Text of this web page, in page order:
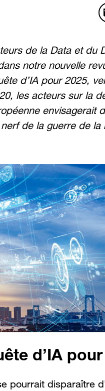
de la Data et du
notre nouvelle
d’IA pour 2025,
les acteurs sur la
envisagerait
de la guerre de la
d’IA
pourrait disparaître